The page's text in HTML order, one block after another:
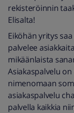
rekisteröinnin
Elisalta!
Eiköhän yritys
palvelee
mikäänlaista
Asiakaspalvelu
nimenomaan
asiakaspalvelu
palvella kaikkia